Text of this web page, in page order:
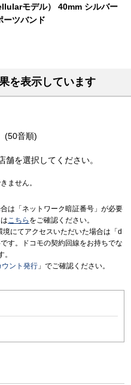
モデル） 40mm シルバー
ーツバンド
を表示しています
(50音順)
を選択してください。
ません。
は「ネットワーク暗証番号」が必要
こちら をご確認ください。
にてアクセスいただいた場合は「d
す。ドコモの契約回線をお持ちでな
ウント発行 」でご確認ください。